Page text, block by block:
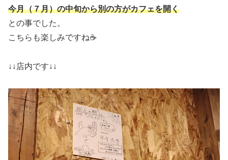
今月（７月）の中旬から別の方がカフェを開く
との事でした。
こちらも楽しみですね☕
↓↓店内です↓↓